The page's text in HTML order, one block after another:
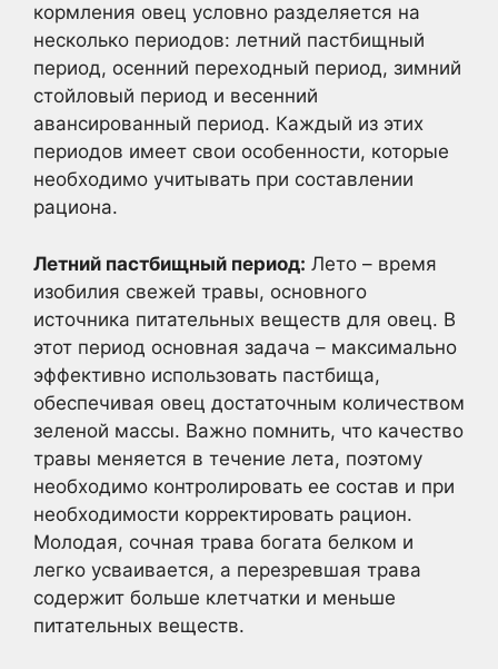
кормления овец условно разделяется на
несколько периодов: летний пастбищный
период, осенний переходный период, зимний
стойловый период и весенний
авансированный период. Каждый из этих
периодов имеет свои особенности, которые
необходимо учитывать при составлении
рациона.
Летний пастбищный период: Лето – время
изобилия свежей травы, основного
источника питательных веществ для овец. В
этот период основная задача – максимально
эффективно использовать пастбища,
обеспечивая овец достаточным количеством
зеленой массы. Важно помнить, что качество
травы меняется в течение лета, поэтому
необходимо контролировать ее состав и при
необходимости корректировать рацион.
Молодая, сочная трава богата белком и
легко усваивается, а перезревшая трава
содержит больше клетчатки и меньше
питательных веществ.